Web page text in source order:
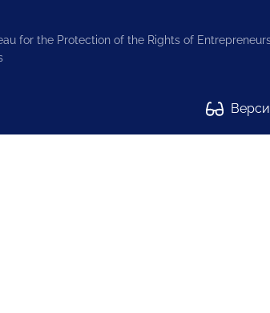
for the Protection of the Rights of